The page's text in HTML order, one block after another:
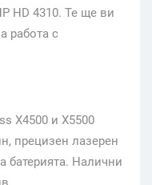
HD 4310. Те ще ви
работа с
X4500 и X5500
прецизен лазерен
батерията. Налични